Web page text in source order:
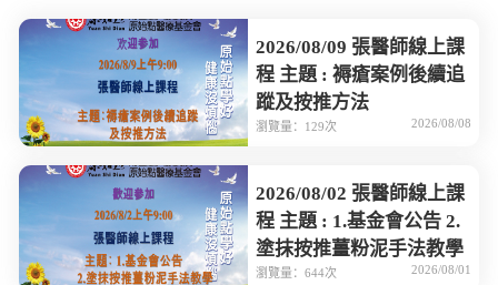
2026/08/09 張醫師線上課
程 主題 : 褥瘡案例後續追
蹤及按推方法
瀏覽量：129次 2026/08/08
2026/08/02 張醫師線上課
程 主題 : 1.基金會公告 2.
塗抹按推薑粉泥手法教學
瀏覽量：644次 2026/08/01